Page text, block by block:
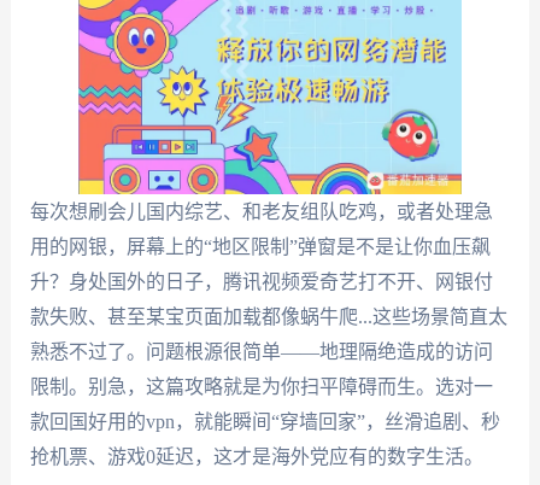
每次想刷会儿国内综艺、和老友组队吃鸡，或者处理急
用的网银，屏幕上的“地区限制”弹窗是不是让你血压飙
升？身处国外的日子，腾讯视频爱奇艺打不开、网银付
款失败、甚至某宝页面加载都像蜗牛爬...这些场景简直太
熟悉不过了。问题根源很简单——地理隔绝造成的访问
限制。别急，这篇攻略就是为你扫平障碍而生。选对一
款回国好用的vpn，就能瞬间“穿墙回家”，丝滑追剧、秒
抢机票、游戏0延迟，这才是海外党应有的数字生活。